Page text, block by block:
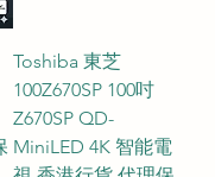
寸會因不同型號
微差異）：
寬度大約 96 厘
置於臥室或小套
Toshiba 東芝
100Z670SP 100吋
Z670SP QD-
MiniLED 4K 智能電